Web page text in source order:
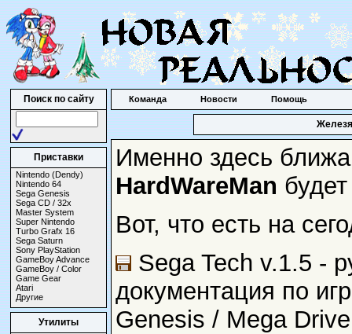
Поиск по сайту
Приставки
Nintendo (Dendy)
Nintendo 64
Sega Genesis
Sega CD / 32x
Master System
Super Nintendo
Turbo Grafx 16
Sega Saturn
Sony PlayStation
GameBoy Advance
GameBoy / Color
Game Gear
Atari
Другие
Утилиты
Команда Новости Помощь
Именно здесь
HardWareMan
Вот, что есть на
Sega Tech v.1.5 -
документация по
Genesis / Mega Drive